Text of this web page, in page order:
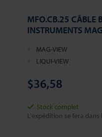
MFO.CB.25 CÂBLE
INSTRUMENTS
MAG-VIEW
LIQUI-VIEW
$36,58
Stock complet
L'expédition se fera dans